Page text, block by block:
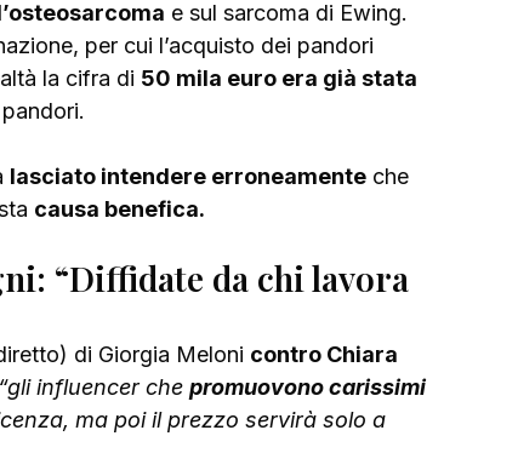
e sul sarcoma di Ewing.
per cui l’acquisto dei pandori
la cifra di 50 mila euro era già stata
lasciato intendere erroneamente che
causa benefica.
“Diffidate da chi lavora
di Giorgia Meloni contro Chiara
“gli influencer che promuovono carissimi
ma poi il prezzo servirà solo a